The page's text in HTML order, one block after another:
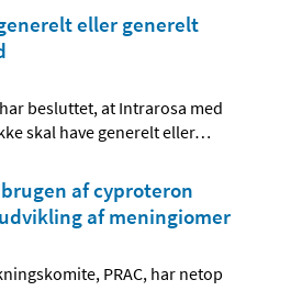
eller generelt
besluttet, at Intrarosa med
skal have generelt eller…
af cyproteron
af meningiomer
PRAC, har netop